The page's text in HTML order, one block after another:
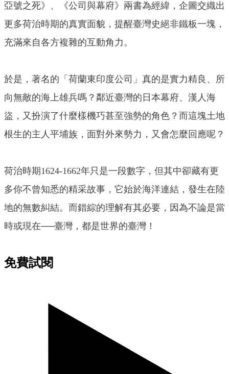
亞號之死》、《公司與幕府》兩書為經緯，企圖交織出
更多荷治時期的真實面貌，提醒臺灣史絕非鐵板一塊，
充滿來自各方複雜的互動角力。
於是，著名的「荷蘭東印度公司」真的是實力精良、所
向無敵的海上雄兵嗎？鄰近臺灣的日本幕府、漢人海
盜，又扮演了什麼樣機巧甚至強勢的角色？而這塊土地
根生的主人平埔族，面對外來勢力，又會怎麼回應呢？
荷治時期1624-1662年只是一段數字，但其中卻藏有更
多你不曾知悉的精采故事，它始於海洋連結，發生在陸
地的無數糾結。而錯綜的理解有其必要，因為不論是當
時或現在──臺灣，都是世界的臺灣！
免費試閱